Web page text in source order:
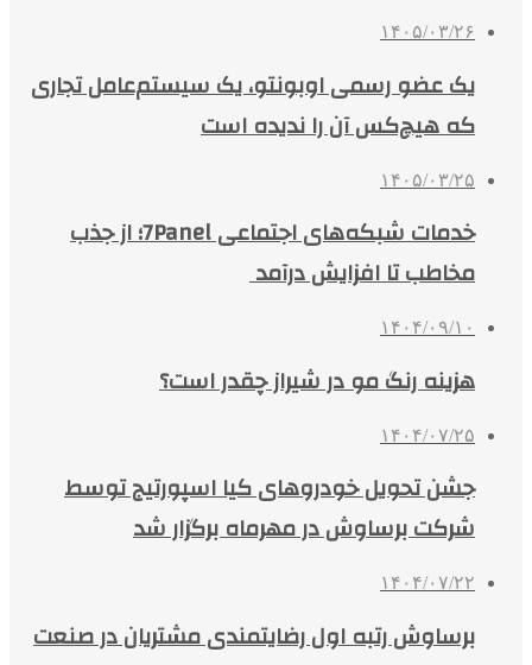
۱۴۰۵/۰۳/۲۶
یک عضو رسمی اوبونتو، یک سیستم‌عامل تجاری
که هیچ‌کس آن را ندیده است
۱۴۰۵/۰۳/۲۵
خدمات شبکه‌های اجتماعی 7Panel؛ از جذب
مخاطب تا افزایش درآمد
۱۴۰۴/۰۹/۱۰
هزینه رنگ مو در شیراز چقدر است؟
۱۴۰۴/۰۷/۲۵
جشن تحویل خودروهای کیا اسپورتیج توسط
شرکت برساوش در مهرماه برگزار شد
۱۴۰۴/۰۷/۲۲
برساوش رتبه اول رضایتمندی مشتریان در صنعت